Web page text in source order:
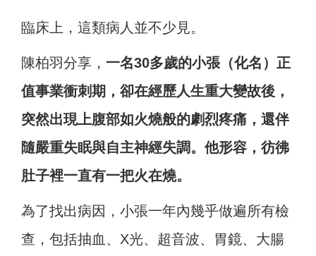
臨床上，這類病人並不少見。
陳柏羽分享， 一名30多歲的小張（化名）正
值事業衝刺期，卻在經歷人生重大變故後，
突然出現上腹部如火燒般的劇烈疼痛，還伴
隨嚴重失眠與自主神經失調。他形容，彷彿
肚子裡一直有一把火在燒。
為了找出病因，小張一年內幾乎做遍所有檢
查，包括抽血、X光、超音波、胃鏡、大腸